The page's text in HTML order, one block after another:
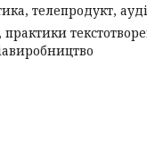
телепродукт,
практики